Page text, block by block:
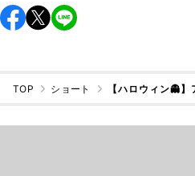
TOP ショート 【ハロウィン👻